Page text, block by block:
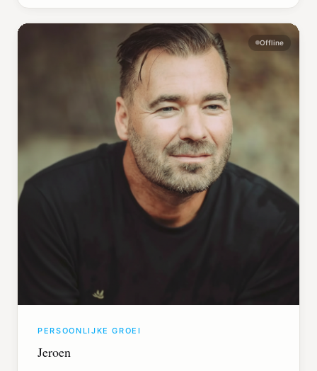
Offline
PERSOONLIJKE GROEI
Jeroen